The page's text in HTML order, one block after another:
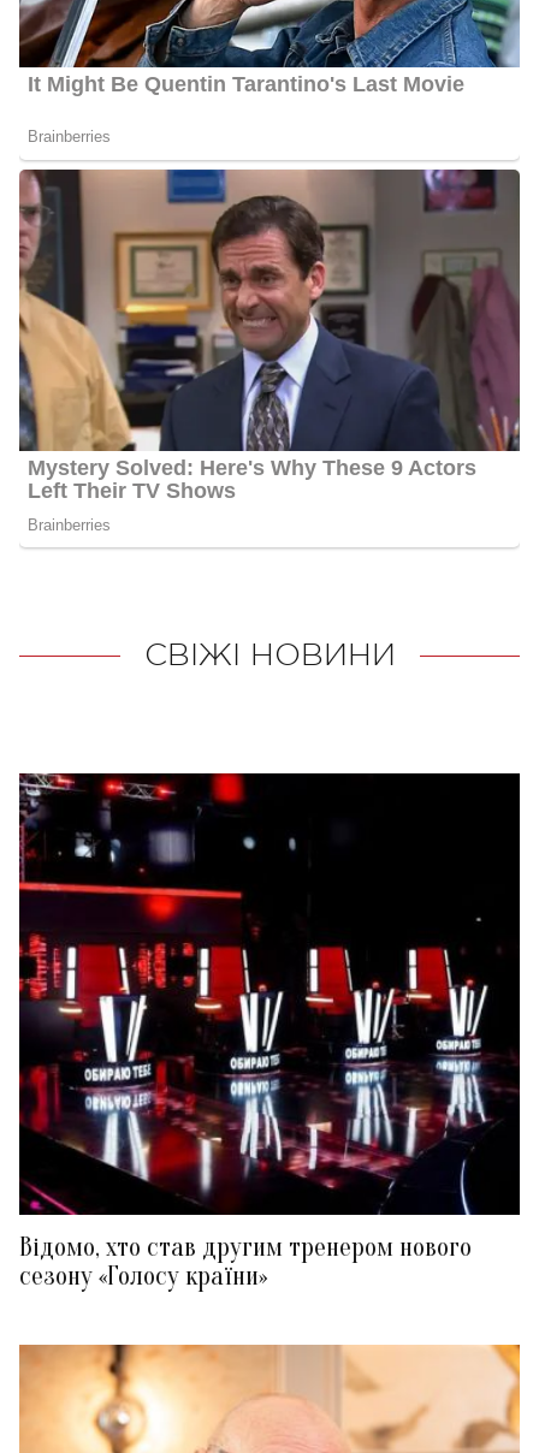
СВІЖІ НОВИНИ
Відомо, хто став другим тренером нового
сезону «Голосу країни»